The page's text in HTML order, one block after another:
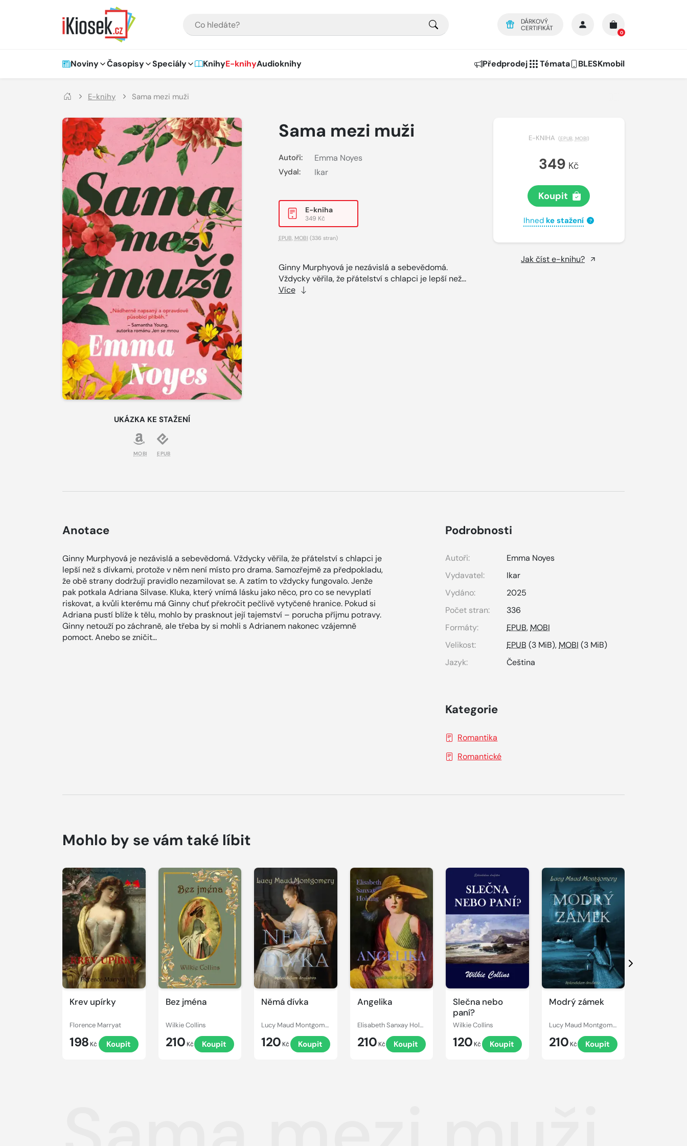
DÁRKOVÝ
CERTIFIKÁT
0
Hlavní navigace
Noviny Časopisy Speciály KnihyE-knihyAudioknihy Předprodej Témata BLESKmobil
E-knihy Sama mezi muži
UKÁZKA KE STAŽENÍ
MOBI EPUB
Sama mezi muži
Autoři: Emma Noyes
Vydal: Ikar
E-kniha
349 Kč
EPUB MOBI (336 stran)
Ginny Murphyová je nezávislá a sebevědomá.
Vždycky věřila, že přátelství s chlapci je lepší než...
Více
E-KNIHA (EPUB, MOBI)
349 Kč
Koupit
Ihned ke stažení ?
Jak číst e-knihu?
Anotace
Ginny Murphyová je nezávislá a sebevědomá. Vždycky věřila, že přátelství s chlapci je
lepší než s dívkami, protože v něm není místo pro drama. Samozřejmě za předpokladu,
že obě strany dodržují pravidlo nezamilovat se. A zatím to vždycky fungovalo. Jenže
pak potkala Adriana Silvase. Kluka, který vnímá lásku jako něco, pro co se nevyplatí
riskovat, a kvůli kterému má Ginny chuť překročit pečlivě vytyčené hranice. Pokud si
Adriana pustí blíže k tělu, mohlo by prasknout její tajemství – porucha příjmu potravy.
Ginny netouží po záchraně, ale třeba by si mohli s Adrianem nakonec vzájemně
pomoct. Anebo se zničit…
Podrobnosti
Autoři:
Emma Noyes
Vydavatel:
Ikar
Vydáno:
2025
Počet stran:
336
Formáty:
EPUB, MOBI
Velikost:
EPUB (3 MiB), MOBI (3 MiB)
Jazyk:
Čeština
Kategorie
Romantika
Romantické
Mohlo by se vám také líbit
Krev upírky
Florence Marryat
198 Kč Koupit
Bez jména
Wilkie Collins
210 Kč Koupit
Němá dívka
Lucy Maud Montgomery
120 Kč Koupit
Angelika
Elisabeth Sanxay Holding
210 Kč Koupit
Slečna nebo
paní?
Wilkie Collins
120 Kč Koupit
Modrý zámek
Lucy Maud Montgomery
210 Kč Koupit
Další